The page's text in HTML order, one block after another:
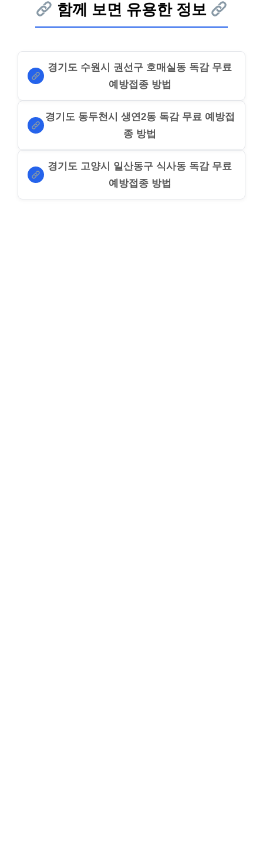
함께 보면 유용한 정보
경기도 수원시 권선구 호매실동 독감 무료
예방접종 방법
경기도 동두천시 생연2동 독감 무료 예방접
종 방법
경기도 고양시 일산동구 식사동 독감 무료
예방접종 방법